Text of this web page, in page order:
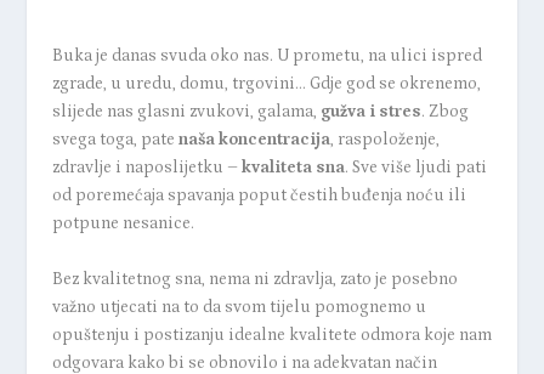
Buka je danas svuda oko nas. U prometu, na ulici ispred
zgrade, u uredu, domu, trgovini… Gdje god se okrenemo,
slijede nas glasni zvukovi, galama, gužva i stres. Zbog
svega toga, pate naša koncentracija, raspoloženje,
zdravlje i naposlijetku – kvaliteta sna. Sve više ljudi pati
od poremećaja spavanja poput čestih buđenja noću ili
potpune nesanice.
Bez kvalitetnog sna, nema ni zdravlja, zato je posebno
važno utjecati na to da svom tijelu pomognemo u
opuštenju i postizanju idealne kvalitete odmora koje nam
odgovara kako bi se obnovilo i na adekvatan način